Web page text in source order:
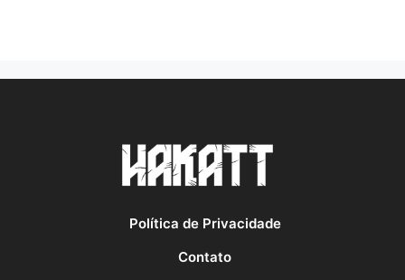
Política de Privacidade
Contato